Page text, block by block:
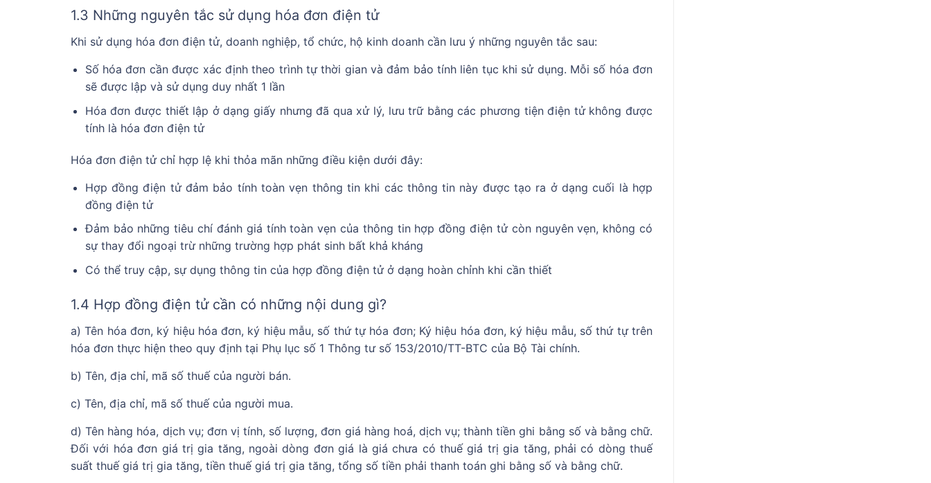
1.3 Những nguyên tắc sử dụng hóa đơn điện tử
Khi sử dụng hóa đơn điện tử, doanh nghiệp, tổ chức, hộ kinh doanh cần lưu ý những nguyên tắc sau:
Số hóa đơn cần được xác định theo trình tự thời gian và đảm bảo tính liên tục khi sử dụng. Mỗi số hóa đơn
sẽ được lập và sử dụng duy nhất 1 lần
Hóa đơn được thiết lập ở dạng giấy nhưng đã qua xử lý, lưu trữ bằng các phương tiện điện tử không được
tính là hóa đơn điện tử
Hóa đơn điện tử chỉ hợp lệ khi thỏa mãn những điều kiện dưới đây:
Hợp đồng điện tử đảm bảo tính toàn vẹn thông tin khi các thông tin này được tạo ra ở dạng cuối là hợp
đồng điện tử
Đảm bảo những tiêu chí đánh giá tính toàn vẹn của thông tin hợp đồng điện tử còn nguyên vẹn, không có
sự thay đổi ngoại trừ những trường hợp phát sinh bất khả kháng
Có thể truy cập, sự dụng thông tin của hợp đồng điện tử ở dạng hoàn chỉnh khi cần thiết
1.4 Hợp đồng điện tử cần có những nội dung gì?
a) Tên hóa đơn, ký hiệu hóa đơn, ký hiệu mẫu, số thứ tự hóa đơn; Ký hiệu hóa đơn, ký hiệu mẫu, số thứ tự trên
hóa đơn thực hiện theo quy định tại Phụ lục số 1 Thông tư số 153/2010/TT-BTC của Bộ Tài chính.
b) Tên, địa chỉ, mã số thuế của người bán.
c) Tên, địa chỉ, mã số thuế của người mua.
d) Tên hàng hóa, dịch vụ; đơn vị tính, số lượng, đơn giá hàng hoá, dịch vụ; thành tiền ghi bằng số và bằng chữ.
Đối với hóa đơn giá trị gia tăng, ngoài dòng đơn giá là giá chưa có thuế giá trị gia tăng, phải có dòng thuế
suất thuế giá trị gia tăng, tiền thuế giá trị gia tăng, tổng số tiền phải thanh toán ghi bằng số và bằng chữ.